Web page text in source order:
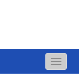
Toggle